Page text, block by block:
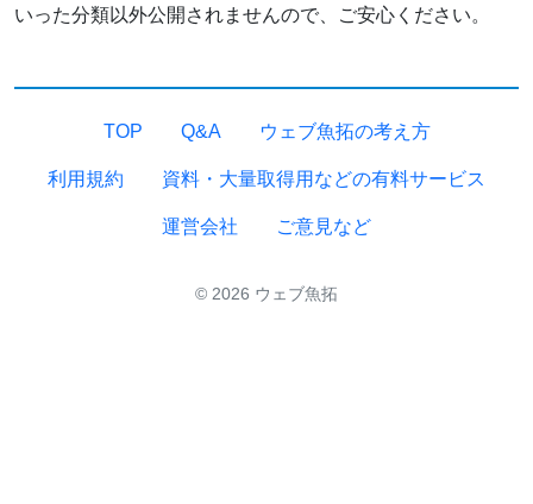
いった分類以外公開されませんので、ご安心ください。
TOP Q&A ウェブ魚拓の考え方
利用規約 資料・大量取得用などの有料サービス
運営会社 ご意見など
© 2026 ウェブ魚拓